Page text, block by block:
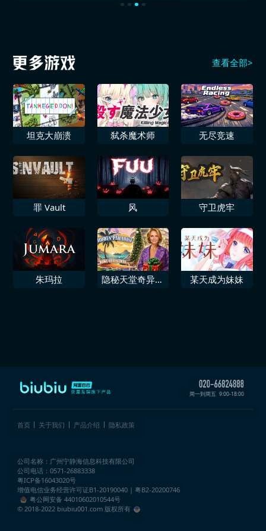
查看全部>
坦克大崩溃 弑杀魔术师 无尽竞速
罪 Vault 风 守卫虎牢
朱玛拉
隐秘天堂奇异果
某天成为妹妹
周一到周五 9:00-18:00
首页 关于我们 产品介绍 隐私政策
公司名称：广州宁静海信息科技有限公司
公司电话：0571-26883338
粤ICP备16043020号
增值电信业务经营许可证B1-20190040 | 粤B2-20200746
粤公网安备 44010602010544号
© 2018-2022 biubiu001.com 版权所有